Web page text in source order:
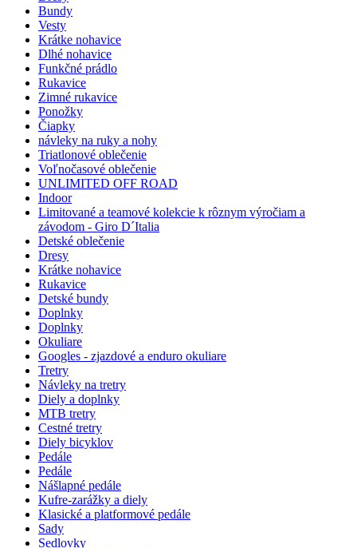
Bundy
Vesty
Krátke nohavice
Dlhé nohavice
Funkčné prádlo
Rukavice
Zimné rukavice
Ponožky
Čiapky
návleky na ruky a nohy
Triatlonové oblečenie
Voľnočasové oblečenie
UNLIMITED OFF ROAD
Indoor
Limitované a teamové kolekcie k rôznym výročiam a
závodom - Giro D´Italia
Detské oblečenie
Dresy
Krátke nohavice
Rukavice
Detské bundy
Doplnky
Doplnky
Okuliare
Googles - zjazdové a enduro okuliare
Tretry
Návleky na tretry
Diely a doplnky
MTB tretry
Cestné tretry
Diely bicyklov
Pedále
Pedále
Nášlapné pedále
Kufre-zarážky a diely
Klasické a platformové pedále
Sady
Sedlovky